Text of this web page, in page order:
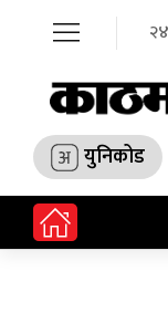
युनिकोड